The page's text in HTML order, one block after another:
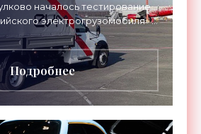
началось тестирование
электрогрузомобиля» с
наименованием EVM Pro,
собой
Подробнее